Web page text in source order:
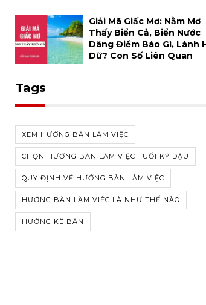
Giải Mã Giấc Mơ: Nằm Mơ
Thấy Biển Cả, Biển Nước
Dâng Điềm Báo Gì, Lành
Dữ? Con Số Liên Quan
Tags
XEM HƯỚNG BÀN LÀM VIỆC
CHỌN HƯỚNG BÀN LÀM VIỆC TUỔI KỶ DẬU
QUY ĐỊNH VỀ HƯỚNG BÀN LÀM VIỆC
HƯỚNG BÀN LÀM VIỆC LÀ NHƯ THẾ NÀO
HƯỚNG KÊ BÀN